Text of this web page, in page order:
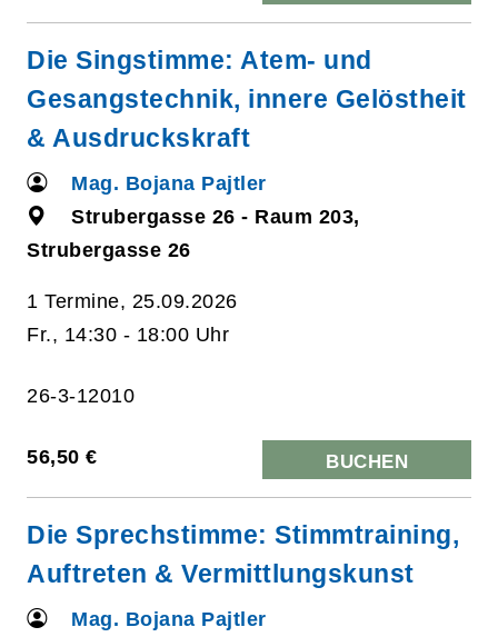
Die Singstimme: Atem- und
Gesangstechnik, innere Gelöstheit
& Ausdruckskraft
Mag. Bojana Pajtler
Strubergasse 26 - Raum 203,
Strubergasse 26
1 Termine, 25.09.2026
Fr., 14:30 - 18:00 Uhr
26-3-12010
56,50 € BUCHEN
Die Sprechstimme: Stimmtraining,
Auftreten & Vermittlungskunst
Mag. Bojana Pajtler